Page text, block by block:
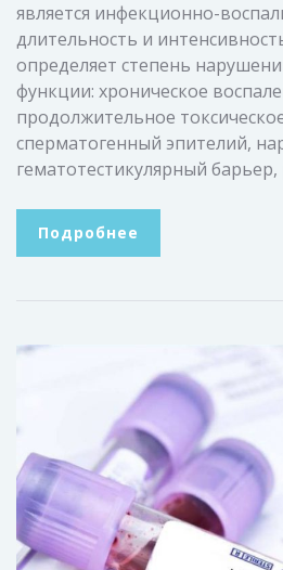
является инфекционно-
длительность и
определяет степень
функции: хроническое
продолжительное
сперматогенный эпителий,
гематотестикулярный
Подробнее